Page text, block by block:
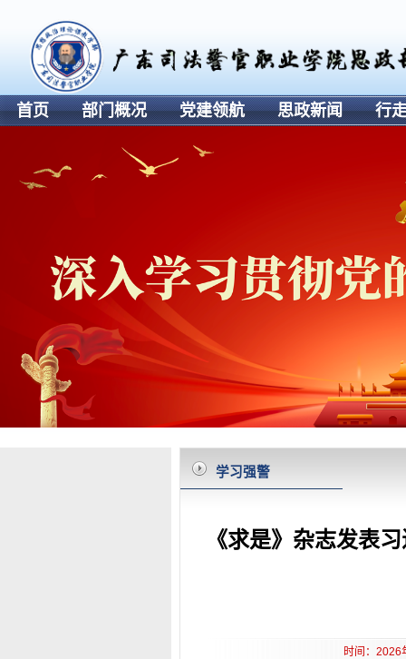
首页 部门概况 党建领航 思政新闻 行
学习强警
《求是》杂志发表
时间：